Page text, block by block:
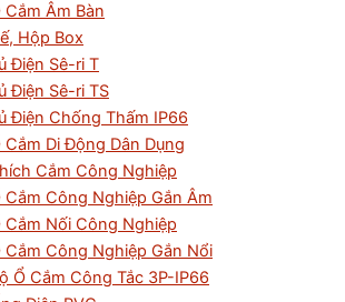
Cắm Âm Bàn
Hộp Box
Điện Sê-ri T
Điện Sê-ri TS
Điện Chống Thấm IP66
Cắm Di Động Dân Dụng
Cắm Công Nghiệp
Cắm Công Nghiệp Gắn Âm
Cắm Nối Công Nghiệp
Cắm Công Nghiệp Gắn Nổi
Ổ Cắm Công Tắc 3P-IP66